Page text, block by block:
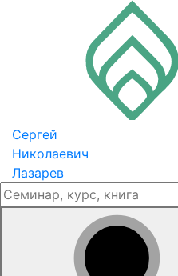
Сергей
Николаевич
Лазарев